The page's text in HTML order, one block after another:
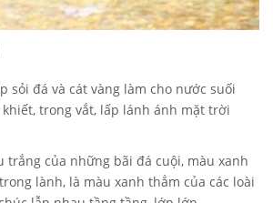
sỏi đá và cát vàng làm cho nước suối
trong vắt, lấp lánh ánh mặt trời
trắng của những bãi đá cuội, màu xanh
lành, là màu xanh thẳm của các loài